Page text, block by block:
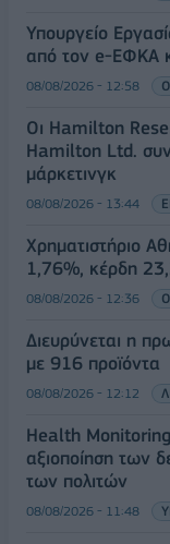
Υπουργείο
από τον e-ΕΦΚΑ
08/08/2026 - 12:58
Οι Hamilton
Hamilton Ltd.
μάρκετινγκ
08/08/2026 - 13:44
Χρηματιστήριο
1,76%, κέρδη
08/08/2026 - 12:36
Διευρύνεται η
με 916 προϊόντα
08/08/2026 - 12:12
Health
αξιοποίηση των
των πολιτών
08/08/2026 - 11:48